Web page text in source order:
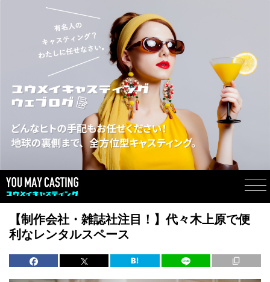
【制作会社・雑誌社注目！】代々木上原で便
利なレンタルスペース